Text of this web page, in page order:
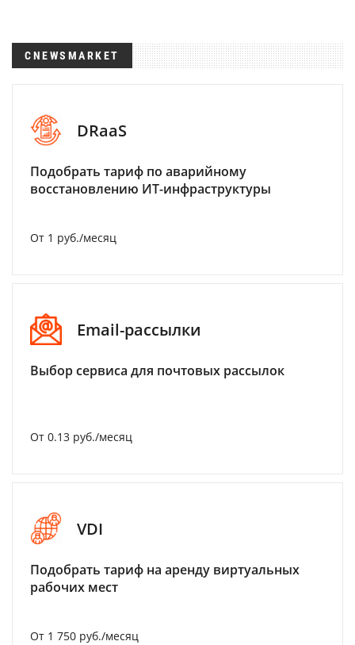
CNEWSMARKET
DRaaS
Подобрать тариф по аварийному
восстановлению ИТ-инфраструктуры
От 1 руб./месяц
Email-рассылки
Выбор сервиса для почтовых рассылок
От 0.13 руб./месяц
VDI
Подобрать тариф на аренду виртуальных
рабочих мест
От 1 750 руб./месяц